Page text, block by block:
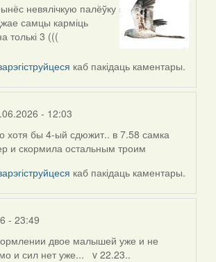
невялічкую палёўку
самцы карміць
толькі 3 (((
каб пакідаць каментары.
- 12:03
хотя бы 4-ый сдюжит.. в 7.58 самка
и скормила остальным троим
каб пакідаць каментары.
- 23:49
двое малышей уже и не
и сил нет уже... v 22.23..